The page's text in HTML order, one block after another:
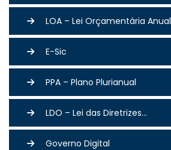
LOA – Lei Orçamentária Anual
E-Sic
PPA – Plano Plurianual
LDO – Lei das Diretrizes...
Governo Digital